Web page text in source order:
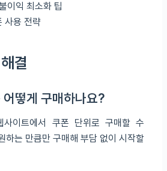
이익 최소화 팁
사용 전략
결
떻게 구매하나요?
이트에서 쿠폰 단위로 구매할 수
하는 만큼만 구매해 부담 없이 시작할